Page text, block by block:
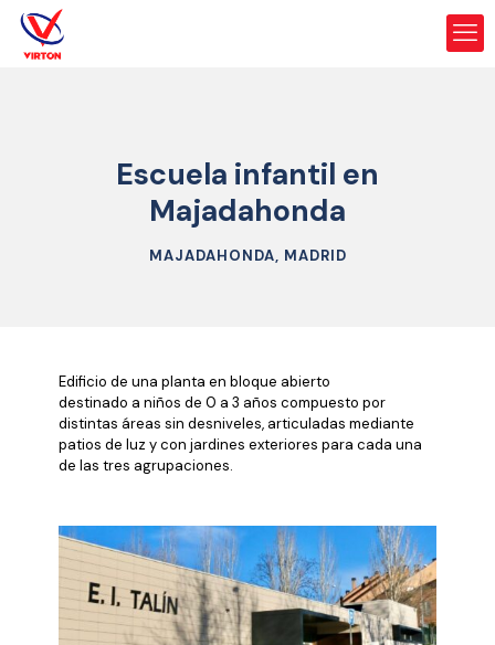
Escuela infantil en
Majadahonda
MAJADAHONDA, MADRID
Edificio de una planta en bloque abierto
destinado a niños de 0 a 3 años compuesto por
distintas áreas sin desniveles, articuladas mediante
patios de luz y con jardines exteriores para cada una
de las tres agrupaciones.